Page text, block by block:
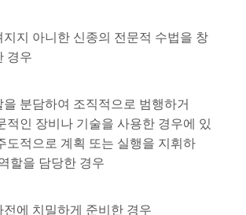
지 아니한 신종의 전문적 수법을 창
경우
분담하여 조직적으로 범행하거
적인 장비나 기술을 사용한 경우에 있
도적으로 계획 또는 실행을 지휘하
할을 담당한 경우
에 치밀하게 준비한 경우